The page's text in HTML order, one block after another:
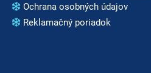
Ochrana osobných údajov
Reklamačný poriadok